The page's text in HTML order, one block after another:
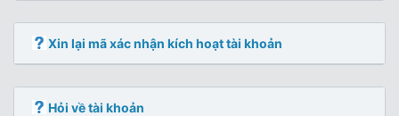
Xin lại mã xác nhận kích hoạt tài khoản
Hỏi về tài khoản